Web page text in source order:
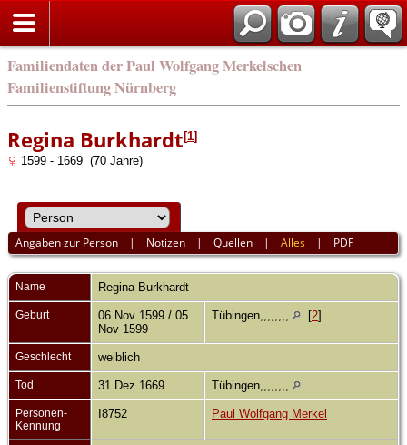
Familiendaten der Paul Wolfgang Merkelschen
Familienstiftung Nürnberg
Regina Burkhardt [1]
1599 - 1669 (70 Jahre)
Angaben zur Person | Notizen |Quellen |Alles | PDF
Name Regina Burkhardt
Geburt
06 Nov 1599 / 05
Nov 1599
Tübingen,,,,,,,, [2]
Geschlecht weiblich
Tod 31 Dez 1669 Tübingen,,,,,,,,
Personen-
Kennung
I8752 Paul Wolfgang Merkel